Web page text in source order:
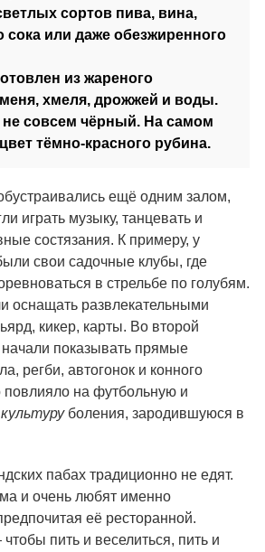
сортов пива, вина,
сока или даже обезжиренного
из жареного
хмеля, дрожжей и воды.
не совсем чёрный. На самом
тёмно-красного рубина.
ещё одним залом,
играть музыку, танцевать и
состязания. К примеру, у
свои садочные клубы, где
в стрельбе по голубям.
оснащать развлекательными
кикер, карты. Во второй
показывать прямые
регби, автогонок и конного
повлияло на футбольную и
культуруболения, зародившуюся в
пабах традиционно не едят.
и очень любят именно
её ресторанной.
пить и веселиться, пить и